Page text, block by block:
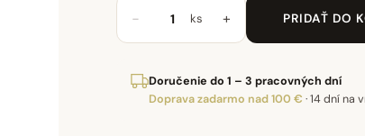
− ks + PRIDAŤ DO
Doručenie do 1 – 3 pracovných dní
Doprava zadarmo nad 100 € ·14 dní na